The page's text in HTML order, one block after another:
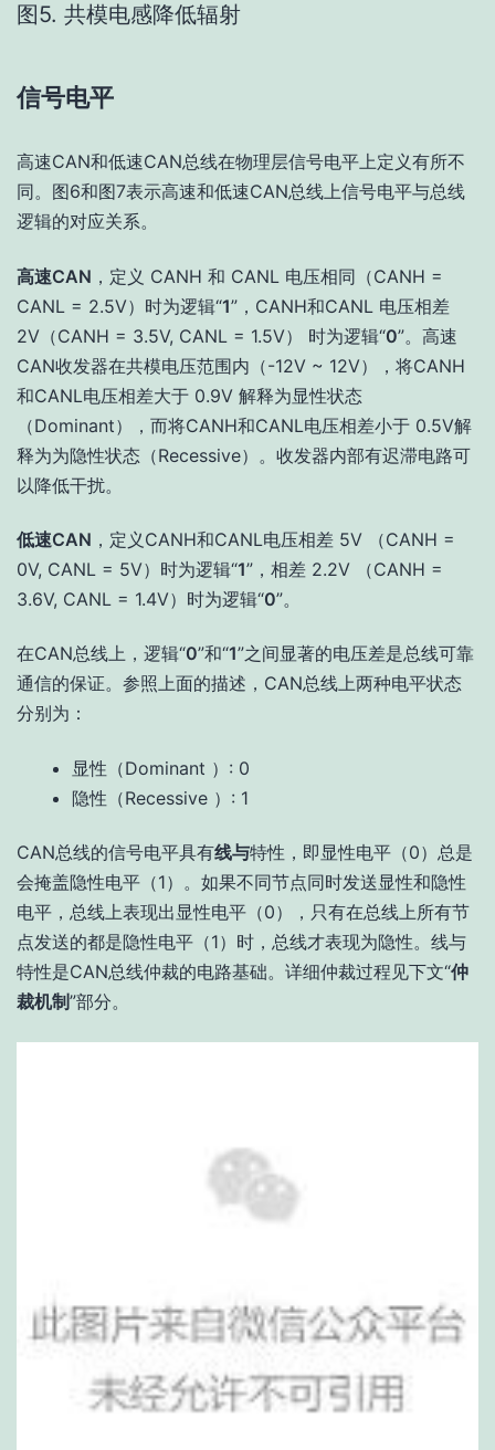
图5. 共模电感降低辐射
信号电平
高速CAN和低速CAN总线在物理层信号电平上定义有所不
同。图6和图7表示高速和低速CAN总线上信号电平与总线
逻辑的对应关系。
高速CAN ，定义 CANH 和 CANL 电压相同（CANH =
CANL = 2.5V）时为逻辑“1”，CANH和CANL 电压相差
2V（CANH = 3.5V, CANL = 1.5V） 时为逻辑“0”。高速
CAN收发器在共模电压范围内（-12V ~ 12V），将CANH
和CANL电压相差大于 0.9V 解释为显性状态
（Dominant），而将CANH和CANL电压相差小于 0.5V解
释为为隐性状态（Recessive）。收发器内部有迟滞电路可
以降低干扰。
低速CAN ，定义CANH和CANL电压相差 5V （CANH =
0V, CANL = 5V）时为逻辑“1”，相差 2.2V （CANH =
3.6V, CANL = 1.4V）时为逻辑“0”。
在CAN总线上，逻辑“0”和“1”之间显著的电压差是总线可靠
通信的保证。参照上面的描述，CAN总线上两种电平状态
分别为：
显性（Dominant ）: 0
隐性（Recessive ）: 1
CAN总线的信号电平具有线与特性，即显性电平（0）总是
会掩盖隐性电平（1）。如果不同节点同时发送显性和隐性
电平，总线上表现出显性电平（0），只有在总线上所有节
点发送的都是隐性电平（1）时，总线才表现为隐性。线与
特性是CAN总线仲裁的电路基础。详细仲裁过程见下文“仲
裁机制”部分。